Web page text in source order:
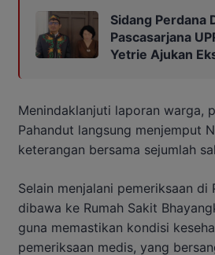
Sidang Perdana
Pascasarjana
Yetrie Ajukan
Menindaklanjuti laporan warga,
Pahandut langsung menjemput
keterangan bersama sejumlah
Selain menjalani pemeriksaan di
dibawa ke Rumah Sakit
guna memastikan kondisi
pemeriksaan medis, yang